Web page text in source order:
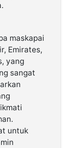
maskapai
Emirates,
yang
sangat
untuk